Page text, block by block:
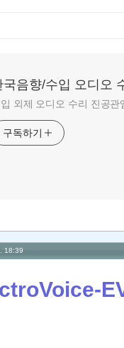
국음향/수입 오디오
외제 오디오 수리 진공
구독하기
18:39